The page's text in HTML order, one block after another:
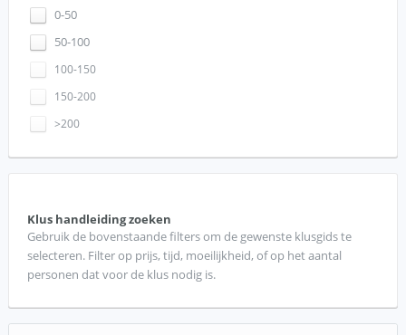
0-50
50-100
100-150
150-200
>200
Klus handleiding zoeken
Gebruik de bovenstaande filters om de gewenste klusgids te
selecteren. Filter op prijs, tijd, moeilijkheid, of op het aantal
personen dat voor de klus nodig is.